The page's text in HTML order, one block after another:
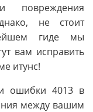
повреждения
не стоит
гиде мы
вам исправить
итунс!
ошибки 4013 в
между вашим